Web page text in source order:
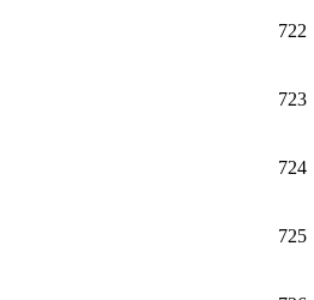
722
723
724
725